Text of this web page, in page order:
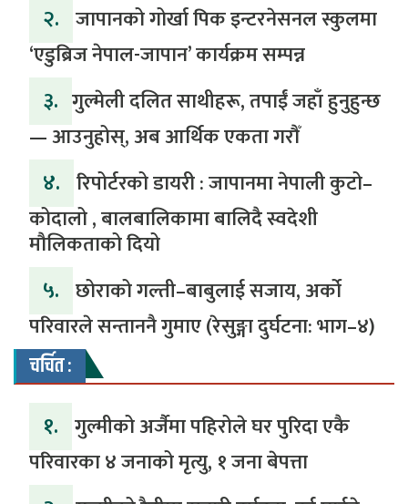
२. जापानको गोर्खा पिक इन्टरनेसनल स्कुलमा
‘एडुब्रिज नेपाल-जापान’ कार्यक्रम सम्पन्न
३. ​गुल्मेली दलित साथीहरू, तपाईं जहाँ हुनुहुन्छ
— आउनुहोस्, अब आर्थिक एकता गरौँ
४. रिपोर्टरको डायरी : जापानमा नेपाली कुटो–
कोदालो , बालबालिकामा बालिदै स्वदेशी
मौलिकताको दियो
५. ‎​छोराको गल्ती–बाबुलाई सजाय, अर्को
परिवारले सन्ताननै गुमाए (रेसुङ्गा दुर्घटना: भाग–४) ‎
चर्चित :
१. गुल्मीको अर्जैमा पहिरोले घर पुरिदा एकै
परिवारका ४ जनाको मृत्यु, १ जना बेपत्ता